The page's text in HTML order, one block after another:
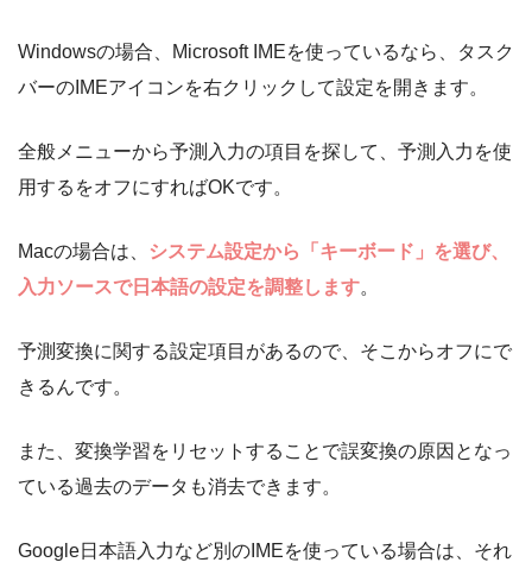
Windowsの場合、Microsoft IMEを使っているなら、タスク
バーのIMEアイコンを右クリックして設定を開きます。
全般メニューから予測入力の項目を探して、予測入力を使
用するをオフにすればOKです。
Macの場合は、
システム設定から「キーボード」を選び、
入力ソースで日本語の設定を調整します。
予測変換に関する設定項目があるので、そこからオフにで
きるんです。
また、変換学習をリセットすることで誤変換の原因となっ
ている過去のデータも消去できます。
Google日本語入力など別のIMEを使っている場合は、それ